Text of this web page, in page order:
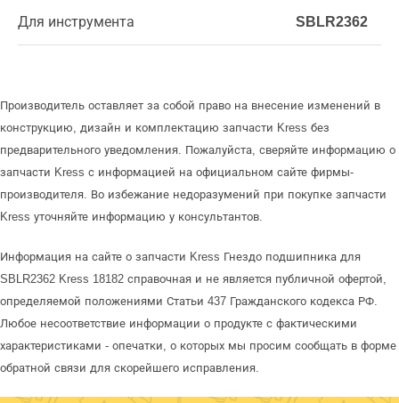
Для инструмента SBLR2362
Производитель оставляет за собой право на внесение изменений в
конструкцию, дизайн и комплектацию запчасти Kress без
предварительного уведомления. Пожалуйста, сверяйте информацию о
запчасти Kress с информацией на официальном сайте фирмы-
производителя. Во избежание недоразумений при покупке запчасти
Kress уточняйте информацию у консультантов.
Информация на сайте о запчасти Kress Гнездо подшипника для
SBLR2362 Kress 18182 справочная и не является публичной офертой,
определяемой положениями Статьи 437 Гражданского кодекса РФ.
Любое несоответствие информации о продукте с фактическими
характеристиками - опечатки, о которых мы просим сообщать в форме
обратной связи для скорейшего исправления.